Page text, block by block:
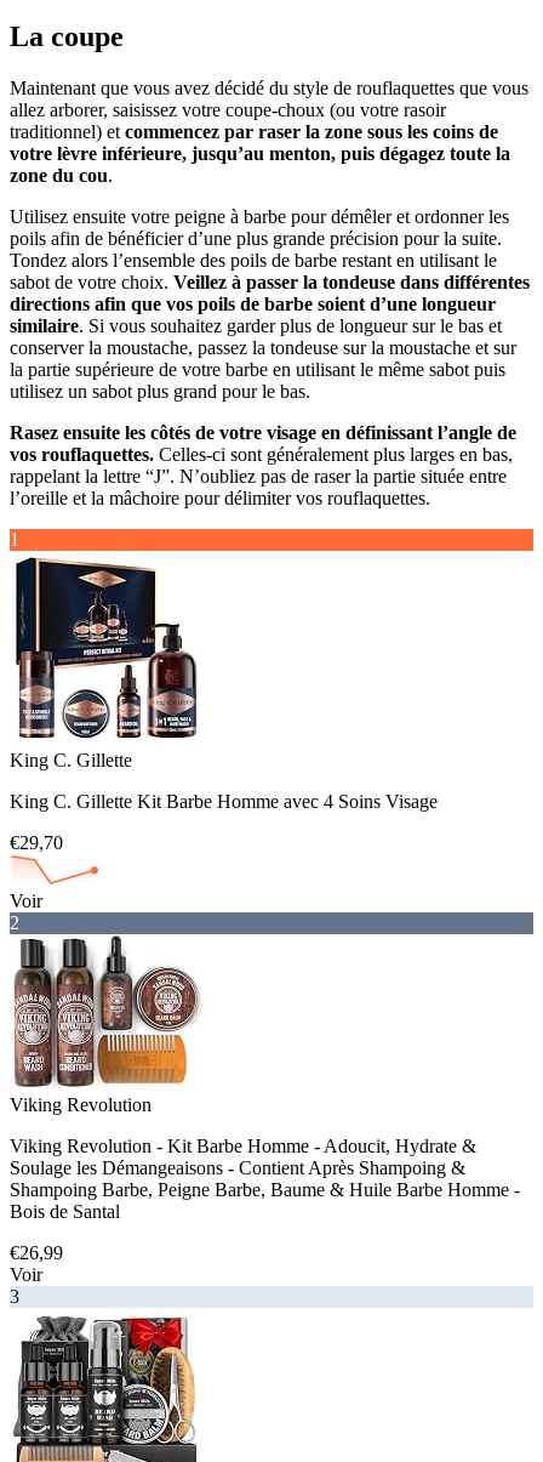
La coupe
Maintenant que vous avez décidé du style de rouflaquettes que vous
allez arborer, saisissez votre coupe-choux (ou votre rasoir
traditionnel) et commencez par raser la zone sous les coins de
votre lèvre inférieure, jusqu’au menton, puis dégagez toute la
zone du cou.
Utilisez ensuite votre peigne à barbe pour démêler et ordonner les
poils afin de bénéficier d’une plus grande précision pour la suite.
Tondez alors l’ensemble des poils de barbe restant en utilisant le
sabot de votre choix. Veillez à passer la tondeuse dans différentes
directions afin que vos poils de barbe soient d’une longueur
similaire. Si vous souhaitez garder plus de longueur sur le bas et
conserver la moustache, passez la tondeuse sur la moustache et sur
la partie supérieure de votre barbe en utilisant le même sabot puis
utilisez un sabot plus grand pour le bas.
Rasez ensuite les côtés de votre visage en définissant l’angle de
vos rouflaquettes. Celles-ci sont généralement plus larges en bas,
rappelant la lettre “J”. N’oubliez pas de raser la partie située entre
l’oreille et la mâchoire pour délimiter vos rouflaquettes.
1
King C. Gillette
King C. Gillette Kit Barbe Homme avec 4 Soins Visage
€29,70
Voir
2
Viking Revolution
Viking Revolution - Kit Barbe Homme - Adoucit, Hydrate &
Soulage les Démangeaisons - Contient Après Shampoing &
Shampoing Barbe, Peigne Barbe, Baume & Huile Barbe Homme -
Bois de Santal
€26,99
Voir
3